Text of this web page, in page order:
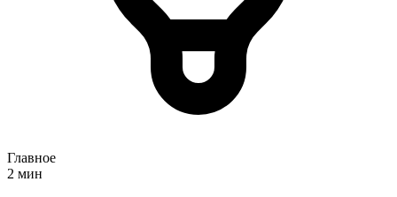
Главное
2 мин